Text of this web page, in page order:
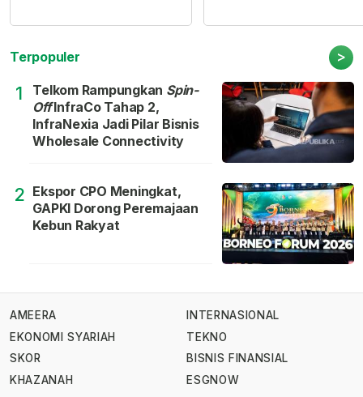
Terpopuler >
1 Telkom Rampungkan Spin-
OffInfraCo Tahap 2,
InfraNexia Jadi Pilar Bisnis
Wholesale Connectivity
2 Ekspor CPO Meningkat,
GAPKI Dorong Peremajaan
Kebun Rakyat
AMEERA
EKONOMI SYARIAH
SKOR
KHAZANAH
INTERNASIONAL
TEKNO
BISNIS FINANSIAL
ESGNOW